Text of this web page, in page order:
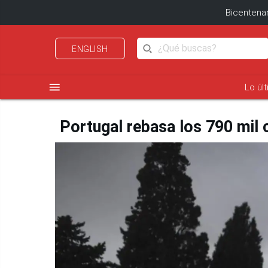
ENGLISH
menu Lo
Portugal rebasa los 790 mil